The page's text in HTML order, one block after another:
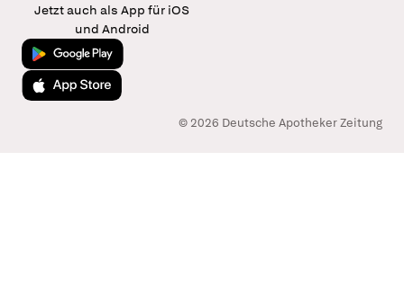
Jetzt auch als App für iOS
und Android
Jetzt bei Google Play
Laden im App Store
© 2026 Deutsche Apotheker Zeitung